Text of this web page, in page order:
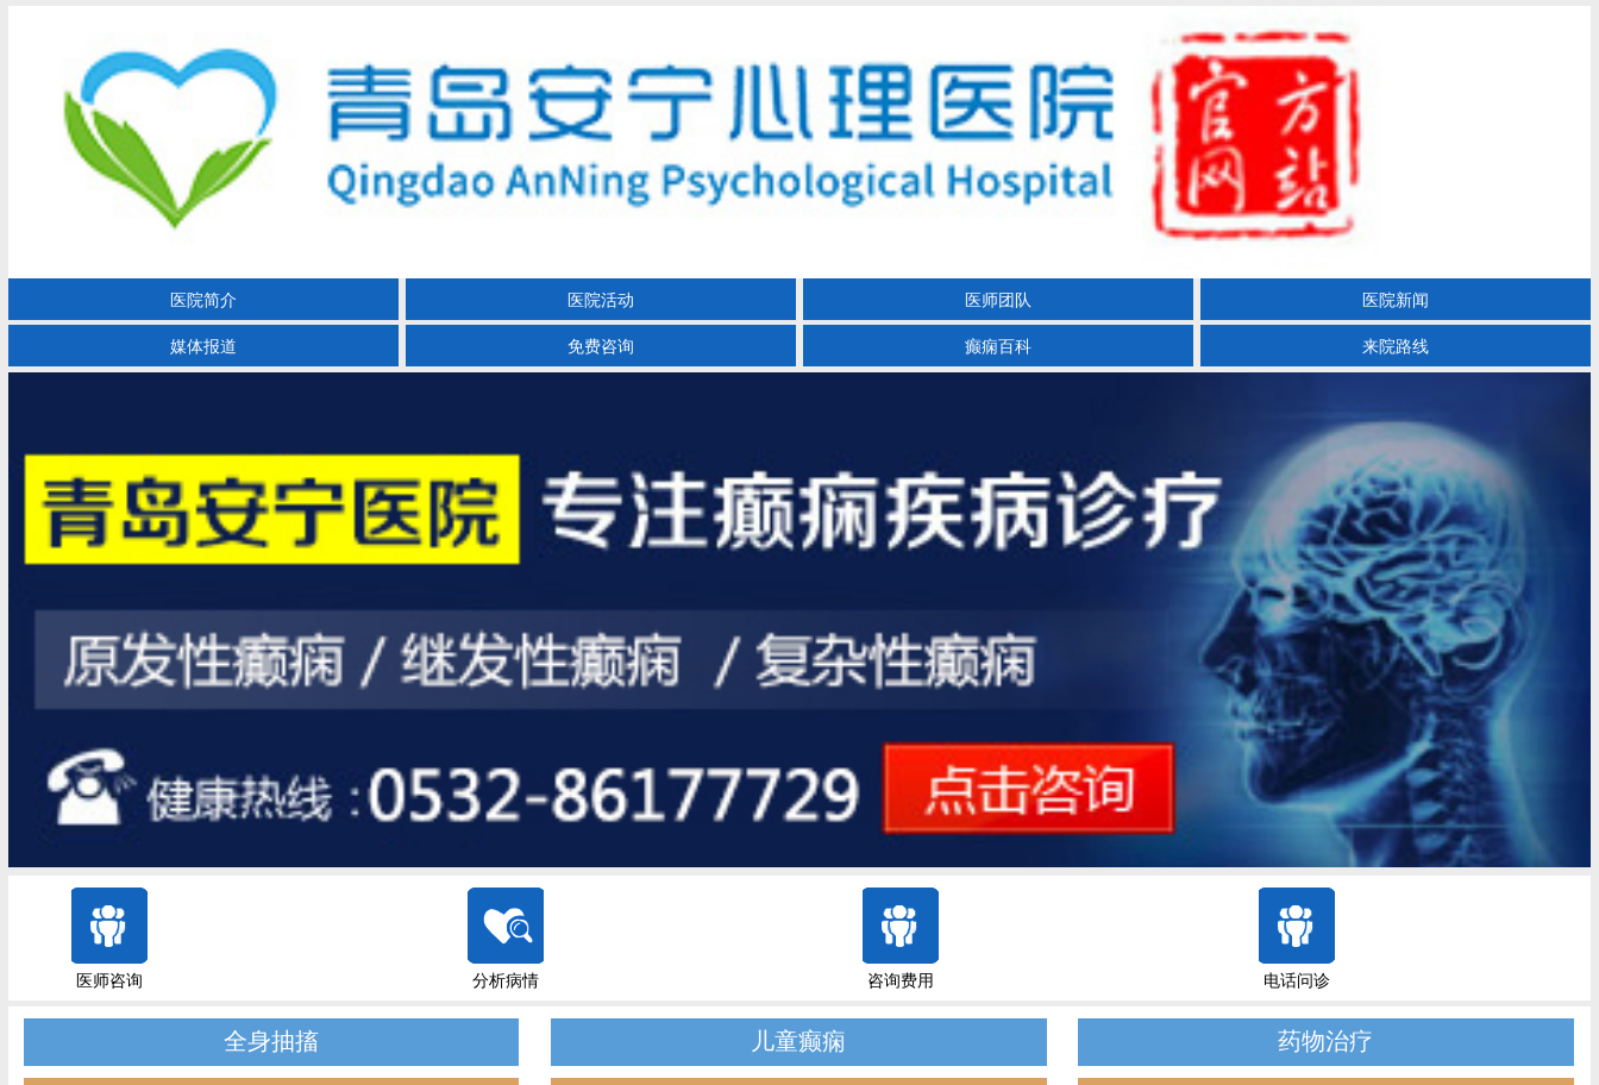
医院简介 医院活动 医师团队 医院新闻
媒体报道 免费咨询 癫痫百科 来院路线
医师咨询 分析病情 咨询费用 电话问诊
全身抽搐 儿童癫痫 药物治疗